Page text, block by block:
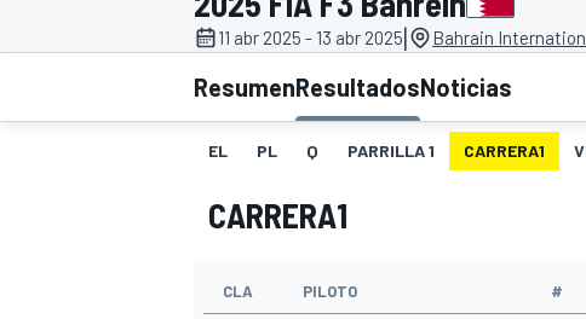
INDYCAR WRC
11 abr 2025 - 13 abr 2025| Bahrain
ResumenResultadosNoticias
EL PL Q PARRILLA 1 CARRERA1
CARRERA1
CLA PILOTO #